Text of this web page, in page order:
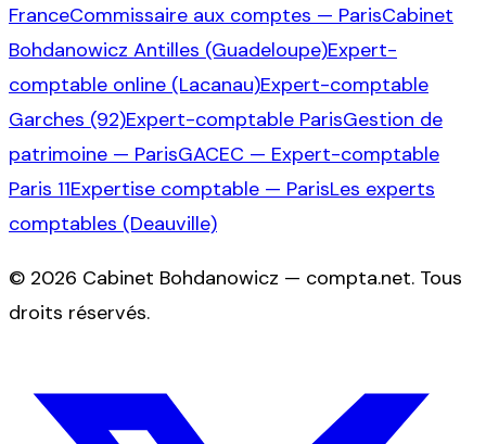
FranceCommissaire aux comptes — ParisCabinet
Bohdanowicz Antilles (Guadeloupe)Expert-
comptable online (Lacanau)Expert-comptable
Garches (92)Expert-comptable ParisGestion de
patrimoine — ParisGACEC — Expert-comptable
Paris 11Expertise comptable — ParisLes experts
comptables (Deauville)
© 2026 Cabinet Bohdanowicz — compta.net. Tous
droits réservés.